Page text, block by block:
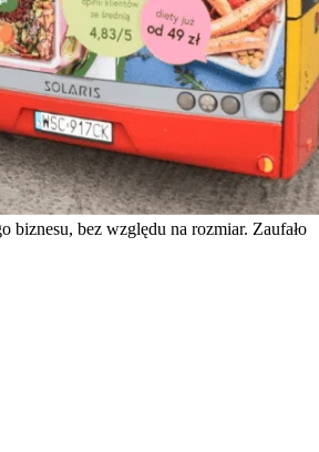
biznesu, bez względu na rozmiar. Zaufało